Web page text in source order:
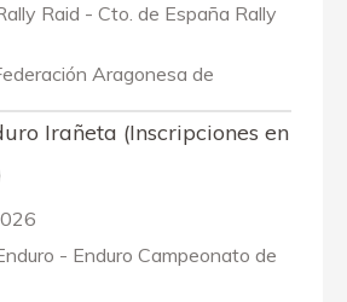
Raid - Cto. de España Rally
Aragonesa de
Irañeta (Inscripciones en
- Enduro Campeonato de